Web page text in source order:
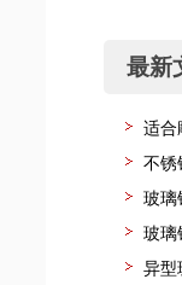
最新
适合
不锈
玻璃
玻璃
异型